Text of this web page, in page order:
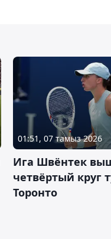
01:51, 07 тамыз 2026
Ига Швёнтек
четвёртый круг
Торонто